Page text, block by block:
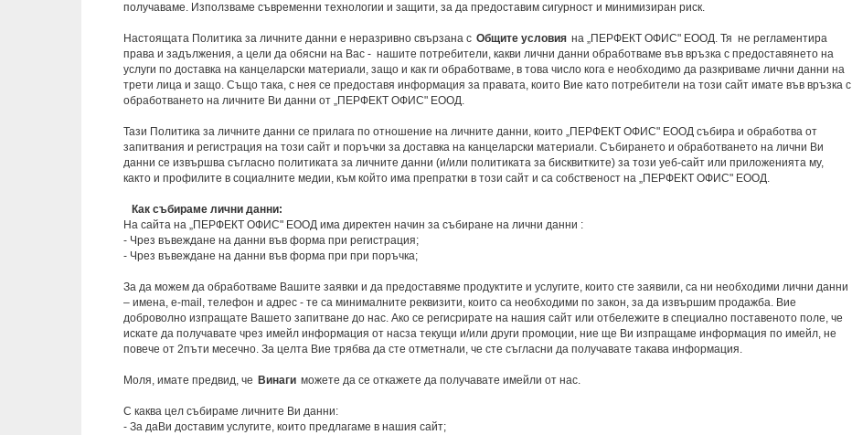
получаваме. Използваме съвременни технологии и защити, за да предоставим сигурност и минимизиран риск.
Настоящата Политика за личните данни е неразривно свързана с Общите условия на „ПЕРФЕКТ ОФИС" ЕООД. Тя не регламентира
права и задължения, а цели да обясни на Вас - нашите потребители, какви лични данни обработваме във връзка с предоставянето на
услуги по доставка на канцеларски материали, защо и как ги обработваме, в това число кога е необходимо да разкриваме лични данни на
трети лица и защо. Също така, с нея се предоставя информация за правата, които Вие като потребители на този сайт имате във връзка с
обработването на личните Ви данни от „ПЕРФЕКТ ОФИС" ЕООД.
Тази Политика за личните данни се прилага по отношение на личните данни, които „ПЕРФЕКТ ОФИС" ЕООД събира и обработва от
запитвания и регистрация на този сайт и поръчки за доставка на канцеларски материали. Събирането и обработването на лични Ви
данни се извършва съгласно политиката за личните данни (и/или политиката за бисквитките) за този уеб-сайт или приложенията му,
както и профилите в социалните медии, към който има препратки в този сайт и са собственост на „ПЕРФЕКТ ОФИС" ЕООД.
Как събираме лични данни:
На сайта на „ПЕРФЕКТ ОФИС" ЕООД има директен начин за събиране на лични данни :
- Чрез въвеждане на данни във форма при регистрация;
- Чрез въвеждане на данни във форма при при поръчка;
За да можем да обработваме Вашите заявки и да предоставяме продуктите и услугите, които сте заявили, са ни необходими лични данни
– имена, e-mail, телефон и адрес - те са минималните реквизити, които са необходими по закон, за да извършим продажба. Вие
доброволно изпращате Вашето запитване до нас. Ако се регисрирате на нашия сайт или отбележите в специално поставеното поле, че
искате да получавате чрез имейл информация от насза текущи и/или други промоции, ние ще Ви изпращаме информация по имейл, не
повече от 2пъти месечно. За целта Вие трябва да сте отметнали, че сте съгласни да получавате такава информация.
Моля, имате предвид, че Винаги можете да се откажете да получавате имейли от нас.
С каква цел събираме личните Ви данни:
- За даВи доставим услугите, които предлагаме в нашия сайт;